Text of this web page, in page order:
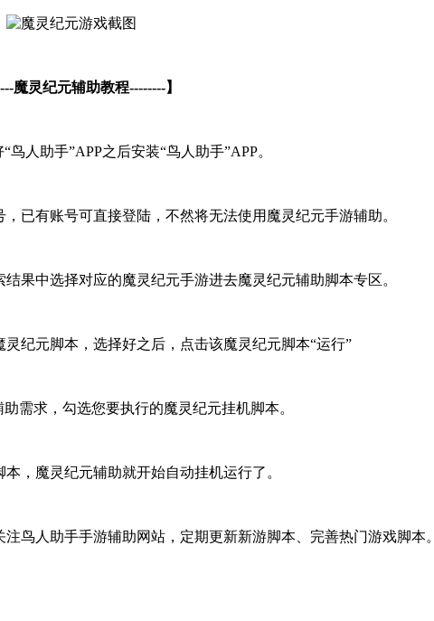
魔灵纪元辅助教程--------】
人助手”APP之后安装“鸟人助手”APP。
已有账号可直接登陆，不然将无法使用魔灵纪元手游辅助。
果中选择对应的魔灵纪元手游进去魔灵纪元辅助脚本专区。
纪元脚本，选择好之后，点击该魔灵纪元脚本“运行”
需求，勾选您要执行的魔灵纪元挂机脚本。
，魔灵纪元辅助就开始自动挂机运行了。
鸟人助手手游辅助网站，定期更新新游脚本、完善热门游戏脚本。